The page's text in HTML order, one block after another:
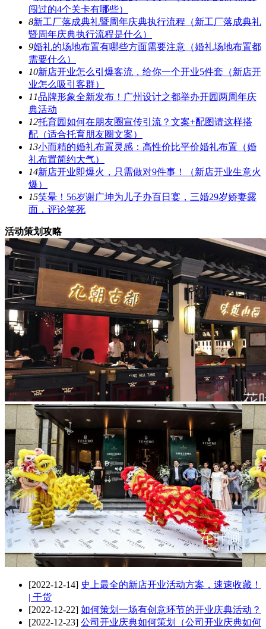
闯过的4个关卡有哪些）
8新工厂落成典礼暨周年庆典执行流程（新工厂落成典礼
暨周年庆典执行流程是什么）
9婚礼的场地布置有哪些方面需要注意（婚礼场地布置都
需要什么）
10新店开业怎么引爆客流，给你一个开业5件套（新店开
业怎么吸引客群）
11品牌形象全新发布！广州设计之都举办开园两周年庆
典活动
12托育园如何在朋友圈宣传引流？文案+配图请这样搭
配（适合托育朋友圈文案）
13小而精的婚礼布置灵感：高性价比平价婚礼布置（婚
礼布置简约大气）
14新店开业即爆火，只需做对9件事！（新店开业生意火
爆）
15笑晕！56岁谢广坤为儿子办百日宴，三婚29岁娇妻露
面，评论笑死
活动策划攻略
[2022-12-14] 史上最全的新店开业活动方案，速速收藏！
| 干货
[2022-12-22] 如何策划一场有创意环节的开业庆典活动？
[2022-12-23] 公司开业庆典如何策划（公司开业庆典如何